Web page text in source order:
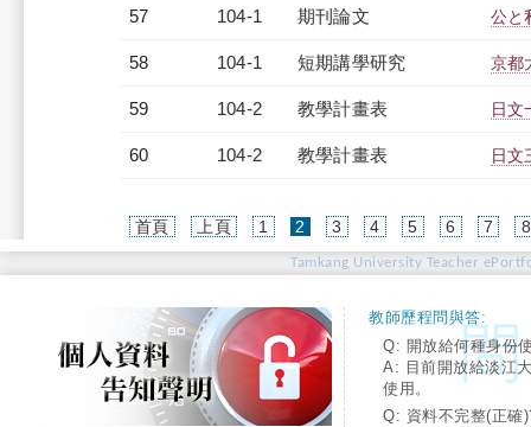
57 104-1 期刊論文 公と
58 104-1 短期講學研究 京都
59 104-2 教學計畫表 日文
60 104-2 教學計畫表 日文
首頁 上頁 1 2 (current)
3 4 5 6 7 8
Tamkang University Teacher
教師歷程問與答:
Q: 開放給何種身份
A: 目前開放給淡江
使用。
Q: 資料不完整(正確